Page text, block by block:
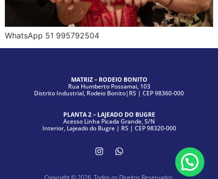
WhatsApp 51 995792504
MATRIZ – RODEIO BONITO
Rua Humberto Possamai, 103
Distrito Industrial, Rodeio Bonito|RS | CEP 98360-000
PLANTA 2 – LAJEADO DO BUGRE
Acesso Linha Picada Grande, S/N
Interior, Lajeado do Bugre | RS | CEP 98320-000